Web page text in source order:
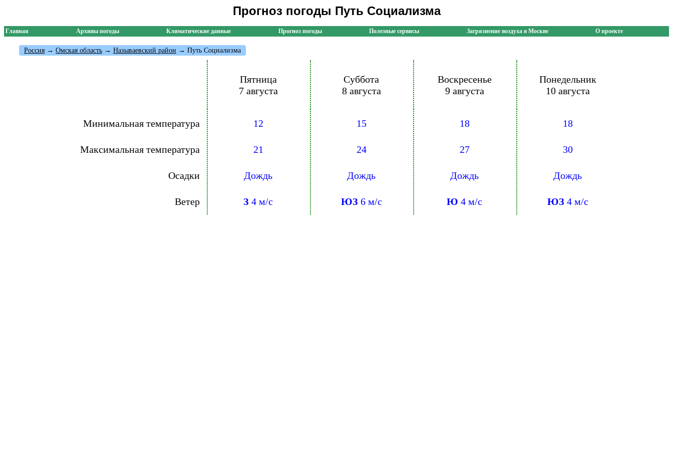
Прогноз погоды Путь Социализма
Главная Архивы погоды Климатические данные Прогноз погоды Полезные сервисы Загрязнение воздуха в Москве О проекте
Россия → Омская область → Называевский район → Путь Социализма
Пятница
7 августа
Суббота
8 августа
Воскресенье
9 августа
Понедельник
10 августа
Минимальная температура 12 15 18 18
Максимальная температура 21 24 27 30
Осадки Дождь Дождь Дождь Дождь
Ветер З 4 м/с ЮЗ 6 м/с Ю 4 м/с ЮЗ 4 м/с